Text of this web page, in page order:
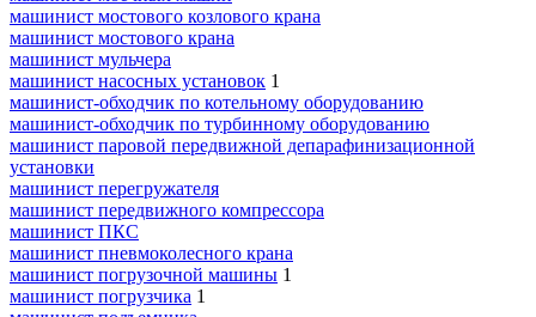
машинист мостового козлового крана
машинист мостового крана
машинист мульчера
машинист насосных установок 1
машинист-обходчик по котельному оборудованию
машинист-обходчик по турбинному оборудованию
машинист паровой передвижной депарафинизационной
установки
машинист перегружателя
машинист передвижного компрессора
машинист ПКС
машинист пневмоколесного крана
машинист погрузочной машины 1
машинист погрузчика 1